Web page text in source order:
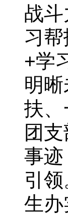
战
习
+学
明
扶
团
事
引
生办